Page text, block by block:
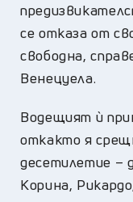
се отказа от
свободна,
Венецуела.
Водещият ѝ
откакто я
десетилетие –
Корина,